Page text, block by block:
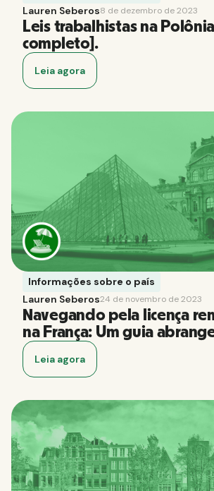
Lauren Seberos8 de dezembro de 2023
Leis trabalhistas na
completo].
Leia agora
Informações sobre o país
Lauren Seberos24 de novembro de 2023
Navegando pela licença
na França: Um guia
Leia agora